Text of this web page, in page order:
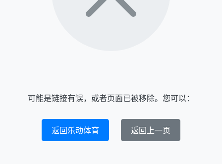
可能是链接有误，或者页面已被移除。您可以：
返回乐动体育 返回上一页